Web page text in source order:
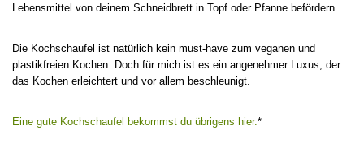
Lebensmittel von deinem Schneidbrett in Topf oder Pfanne befördern.
Die Kochschaufel ist natürlich kein must-have zum veganen und
plastikfreien Kochen. Doch für mich ist es ein angenehmer Luxus, der
das Kochen erleichtert und vor allem beschleunigt.
Eine gute Kochschaufel bekommst du übrigens hier.*